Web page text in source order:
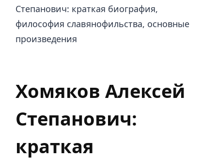
Степанович: краткая биография,
философия славянофильства, основные
произведения
Хомяков Алексей
Степанович:
краткая